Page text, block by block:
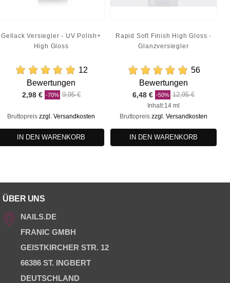
Gellack Versiegler - UV Polish+
High Gloss
12
Bewertungen
Preis
2,98 € -70% Regulärer
9,95 €
Bruttopreis zzgl. Versandkosten
IN DEN WARENKORB
Rapid Soft Finish High Gloss -
Glanzversiegler
56
Bewertungen
Preis
6,48 € -50% Regulärer
Preis
12,95 €
Inhalt:14 ml
Bruttopreis zzgl. Versandkosten
IN DEN WARENKORB
ÜBER UNS
NAILS.DE
FRANIC GMBH
GEISTKIRCHER STR. 12
66386 ST. INGBERT
DEUTSCHLAND